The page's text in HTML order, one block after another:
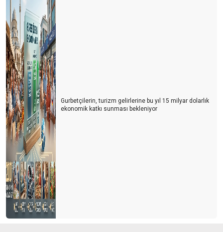
Gurbetçilerin, turizm gelirlerine bu yıl 15 milyar dolarlık
ekonomik katkı sunması bekleniyor